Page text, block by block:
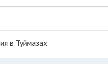
в Туймазах